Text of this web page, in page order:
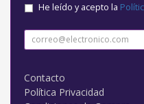
He leído y acepto la
Contacto
Política Privacidad